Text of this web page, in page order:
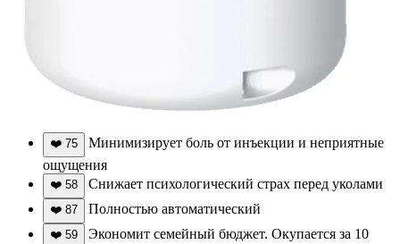
❤️ 75
Минимизирует боль от инъекции и неприятные
ощущения
❤️ 58 Снижает психологический страх перед уколами
❤️ 87 Полностью автоматический
❤️ 59
Экономит семейный бюджет. Окупается за 10